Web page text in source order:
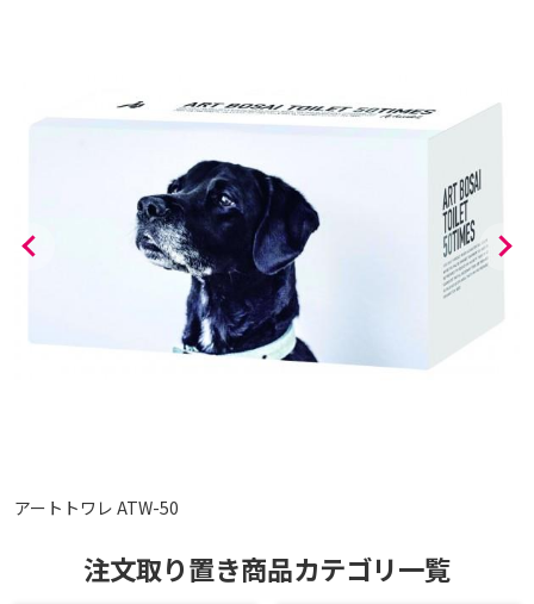
アートトワレ ATW-50
注文取り置き商品カテゴリ一覧